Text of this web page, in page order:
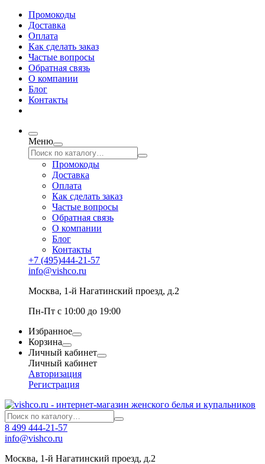
Промокоды
Доставка
Оплата
Как сделать заказ
Частые вопросы
Обратная связь
О компании
Блог
Контакты
Меню
Промокоды
Доставка
Оплата
Как сделать заказ
Частые вопросы
Обратная связь
О компании
Блог
Контакты
+7 (495)444-21-57
info@vishco.ru
Москва, 1-й Нагатинский проезд, д.2
Пн-Пт с 10:00 до 19:00
Избранное
Корзина
Личный кабинет
Личный кабинет
Авторизация
Регистрация
8 499 444-21-57
info@vishco.ru
Москва, 1-й Нагатинский проезд, д.2